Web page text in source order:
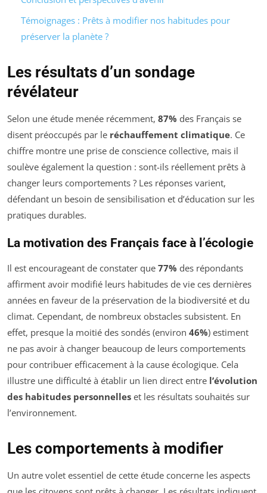
Témoignages : Prêts à modifier nos habitudes pour
préserver la planète ?
Les résultats d’un sondage
révélateur
Selon une étude menée récemment, 87% des Français se
disent préoccupés par le réchauffement climatique. Ce
chiffre montre une prise de conscience collective, mais il
soulève également la question : sont-ils réellement prêts à
changer leurs comportements ? Les réponses varient,
défendant un besoin de sensibilisation et d’éducation sur les
pratiques durables.
La motivation des Français face à l’écologie
Il est encourageant de constater que 77% des répondants
affirment avoir modifié leurs habitudes de vie ces dernières
années en faveur de la préservation de la biodiversité et du
climat. Cependant, de nombreux obstacles subsistent. En
effet, presque la moitié des sondés (environ 46%) estiment
ne pas avoir à changer beaucoup de leurs comportements
pour contribuer efficacement à la cause écologique. Cela
illustre une difficulté à établir un lien direct entre l’évolution
des habitudes personnelles et les résultats souhaités sur
l’environnement.
Les comportements à modifier
Un autre volet essentiel de cette étude concerne les aspects